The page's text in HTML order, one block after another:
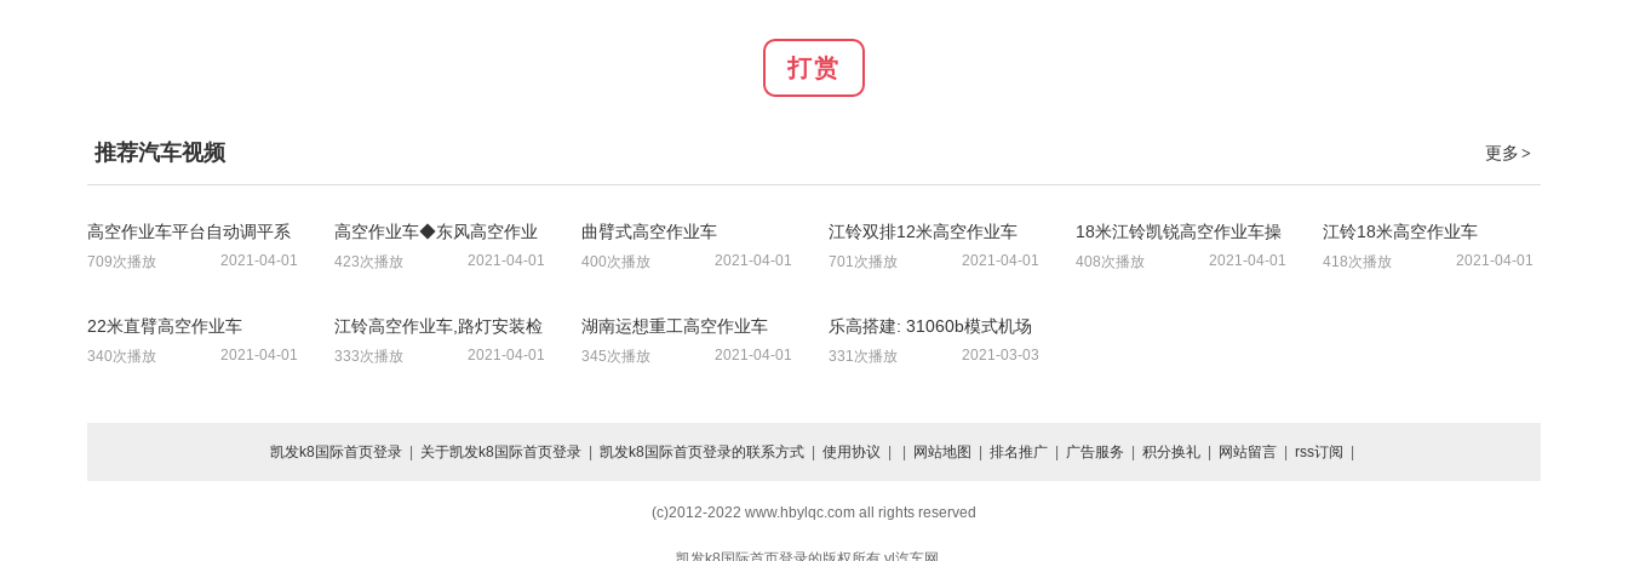
打赏
更多 >
推荐汽车视频
高空作业车平台自动调平系
统
2021-04-01
709次播放
高空作业车◆东风高空作业
车◆高空作业平台◆升降平
2021-04-01
423次播放
曲臂式高空作业车
2021-04-01
400次播放
江铃双排12米高空作业车
2021-04-01
701次播放
18米江铃凯锐高空作业车操
作视频
2021-04-01
408次播放
江铃18米高空作业车
2021-04-01
418次播放
22米直臂高空作业车
2021-04-01
340次播放
江铃高空作业车,路灯安装检
修车,电力维修车133778117
2021-04-01
333次播放
湖南运想重工高空作业车
2021-04-01
345次播放
乐高搭建: 31060b模式机场
高空作业车
2021-03-03
331次播放
凯发k8国际首页登录 关于凯发k8国际首页登录 凯发k8国际首页登录的联系方式 使用协议 网站地图 排名推广 广告服务 积分换礼 网站留言 rss订阅
(c)2012-2022 www.hbylqc.com all rights reserved